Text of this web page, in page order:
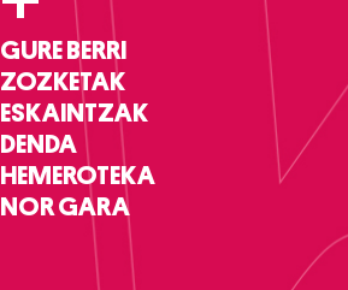
GURE BERRI
ZOZKETAK
ESKAINTZAK
DENDA
HEMEROTEKA
NOR GARA